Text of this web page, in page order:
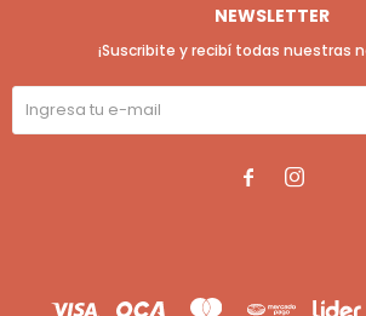
NEWSLETTER
¡Suscribite y recibí todas nuestras
 